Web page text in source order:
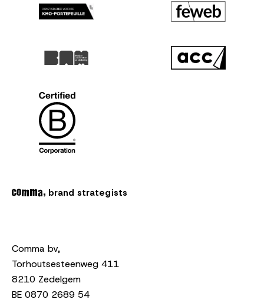
brand strategists
Comma bv,
Torhoutsesteenweg 411
8210 Zedelgem
BE 0870 2689 54